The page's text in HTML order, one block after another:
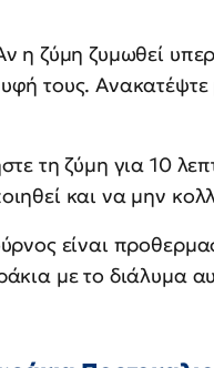
η ζύμη ζυμωθεί
τους. Ανακατέψτε
τη ζύμη για 10
και να μην
είναι
με το διάλυμα